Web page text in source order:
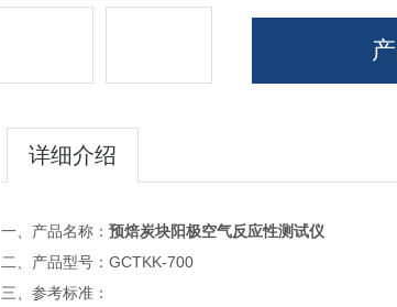
详细介绍
一、产品名称： 预焙炭块阳极空气反应性测试仪
二、产品型号：GCTKK-700
三、参考标准：